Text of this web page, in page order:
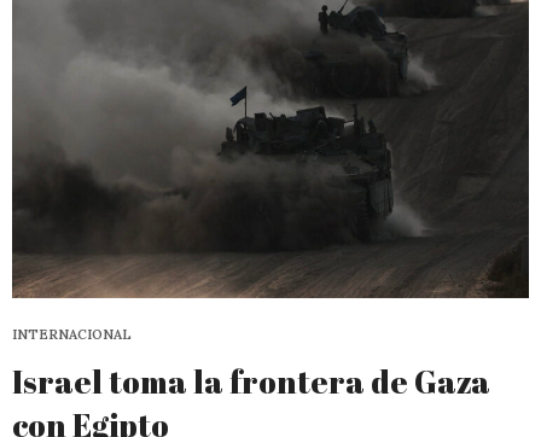
INTERNACIONAL
Israel toma la frontera de Gaza
con Egipto